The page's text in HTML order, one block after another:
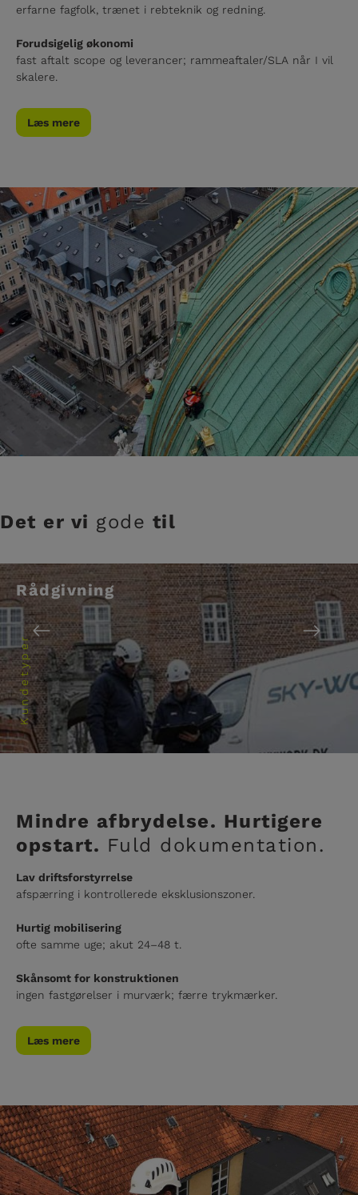
erfarne fagfolk, trænet i rebteknik og redning.
Forudsigelig økonomi
fast aftalt scope og leverancer; rammeaftaler/SLA når I vil
skalere.
Læs mere
Det er vi gode til
Rådgivning
Kundetyper
Mindre afbrydelse. Hurtigere
opstart. Fuld dokumentation.
Lav driftsforstyrrelse
afspærring i kontrollerede eksklusionszoner.
Hurtig mobilisering
ofte samme uge; akut 24–48 t.
Skånsomt for konstruktionen
ingen fastgørelser i murværk; færre trykmærker.
Læs mere